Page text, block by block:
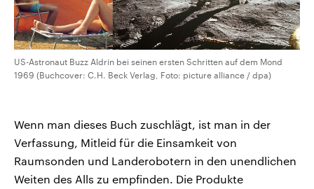
US-Astronaut Buzz Aldrin bei seinen ersten Schritten auf dem Mond
1969 (Buchcover: C.H. Beck Verlag, Foto: picture alliance / dpa)
Wenn man dieses Buch zuschlägt, ist man in der
Verfassung, Mitleid für die Einsamkeit von
Raumsonden und Landerobotern in den unendlichen
Weiten des Alls zu empfinden. Die Produkte